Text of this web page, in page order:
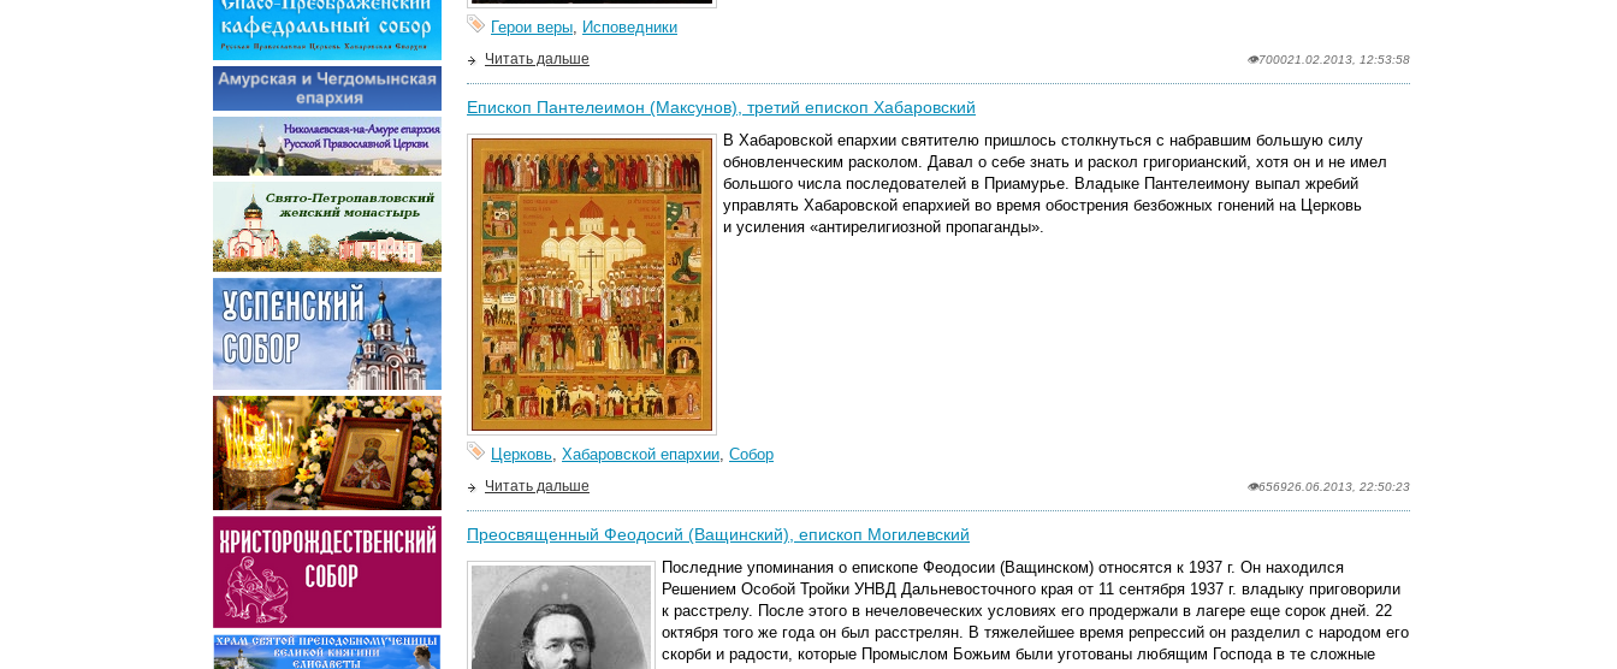
Герои веры, Исповедники
👁700021.02.2013, 12:53:58
Читать дальше
Епископ Пантелеимон (Максунов), третий епископ Хабаровский
В Хабаровской епархии святителю пришлось столкнуться с набравшим большую силу
обновленческим расколом. Давал о себе знать и раскол григорианский, хотя он и не имел
большого числа последователей в Приамурье. Владыке Пантелеимону выпал жребий
управлять Хабаровской епархией во время обострения безбожных гонений на Церковь
и усиления «антирелигиозной пропаганды».
Церковь, Хабаровской епархии, Собор
👁656926.06.2013, 22:50:23
Читать дальше
Преосвященный Феодосий (Ващинский), епископ Могилевский
Последние упоминания о епископе Феодосии (Ващинском) относятся к 1937 г. Он находился
Решением Особой Тройки УНВД Дальневосточного края от 11 сентября 1937 г. владыку приговорили
к расстрелу. После этого в нечеловеческих условиях его продержали в лагере еще сорок дней. 22
октября того же года он был расстрелян. В тяжелейшее время репрессий он разделил с народом его
скорби и радости, которые Промыслом Божьим были уготованы любящим Господа в те сложные